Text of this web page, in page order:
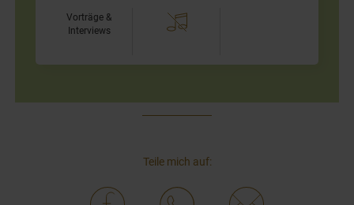
Vorträge &
Interviews
Teile mich auf: